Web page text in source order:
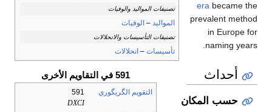
تصنيفات المواليد والوفيات
المواليد – الوفيات
تصنيفات التأسيسات والانحلالات
تأسيسات – انحلالات
591 في التقاويم الأخرى
التقويم الگريگوري
591
DXCI
era became the
prevalent method
in Europe for
naming years.
أحداث
حسب المكان